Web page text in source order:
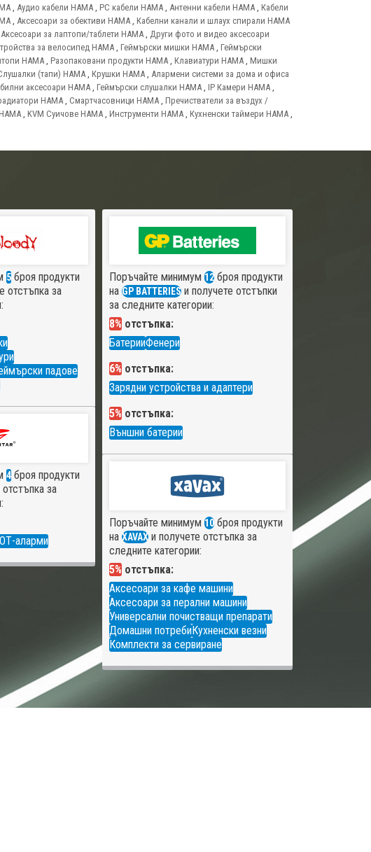
Аудио кабели HAMA PC кабели HAMA Антенни кабели HAMA
Кабели
Аксесоари за обективи HAMA
Кабелни канали и шлаух спирали HAMA
Аксесоари за лаптопи/таблети HAMA
Други фото и видео аксесоари
за велосипед HAMA Геймърски мишки HAMA
Геймърски
HAMA Разопаковани продукти HAMA Клавиатури HAMA
Мишки
(тапи) HAMA Крушки HAMA
Алармени системи за дома и офиса
аксесоари HAMA Геймърски слушалки HAMA IP Камери HAMA
HAMA Смартчасовници HAMA
Пречистватели за въздух /
KVM Суичове HAMA Инструменти HAMA Кухненски таймери HAMA
5 броя продукти
отстъпка за
падове
Поръчайте минимум 12броя продукти
на GP BATTERIESи получете отстъпки
за следните категории:
8% отстъпка:
БатерииФенери
6% отстъпка:
Зарядни устройства и адаптери
5% отстъпка:
Външни батерии
4 броя продукти
за
аларми
Поръчайте минимум 10броя продукти
на XAVAXи получете отстъпка за
следните категории:
5% отстъпка:
Аксесоари за кафе машини
Аксесоари за перални машини
Универсални почистващи препарати
Домашни потребиКухненски везни
Комплекти за сервиране